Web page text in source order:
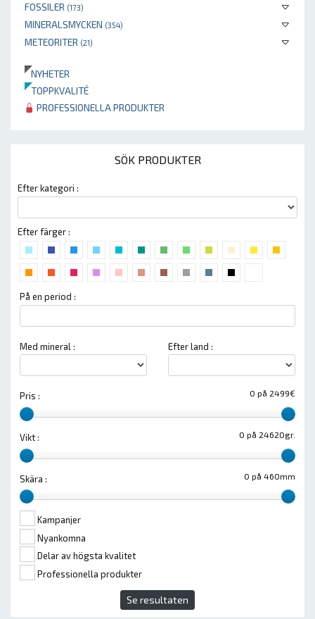
FOSSILER (173)
MINERALSMYCKEN (354)
METEORITER (21)
NYHETER
TOPPKVALITÉ
PROFESSIONELLA PRODUKTER
SÖK PRODUKTER
Efter kategori :
Efter färger :
På en period :
Med mineral : Efter land :
0 på 2499€
Pris :
0 på 24620gr.
Vikt :
0 på 460mm
Skära :
Kampanjer
Nyankomna
Delar av högsta kvalitet
Professionella produkter
Se resultaten